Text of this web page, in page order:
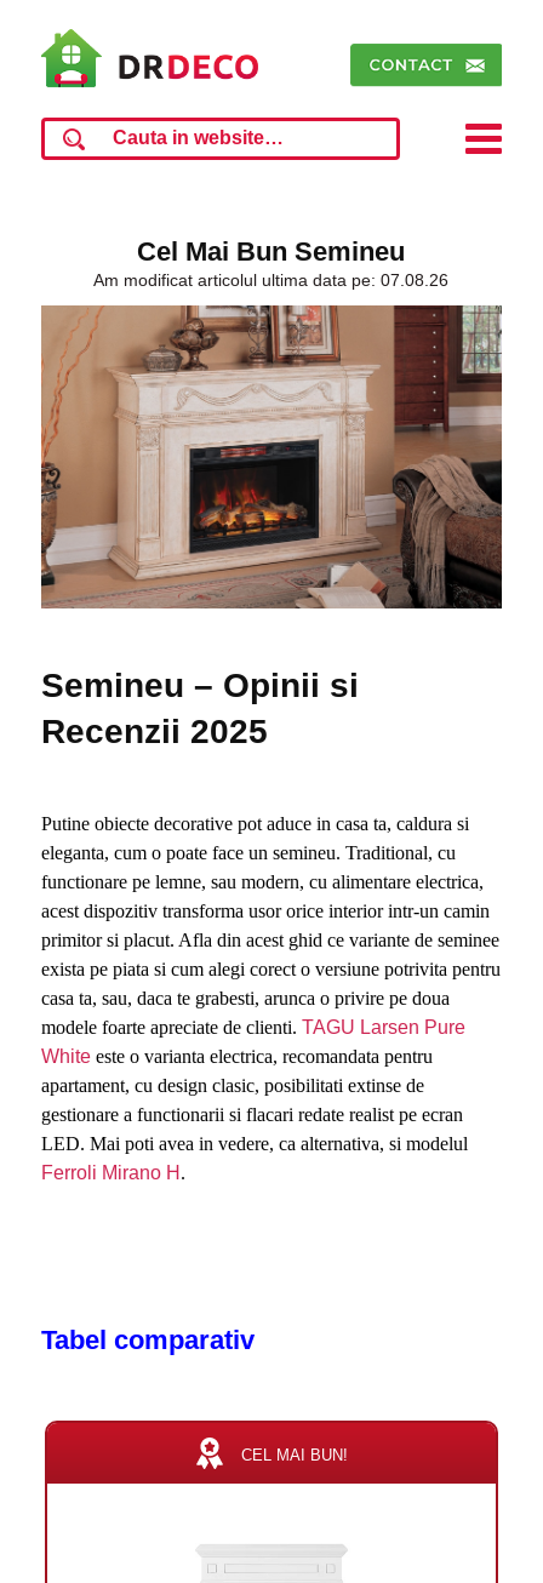
Cel Mai Bun Semineu
Am modificat articolul ultima data pe: 07.08.26
Semineu – Opinii si
Recenzii 2025
Putine obiecte decorative pot aduce in casa ta, caldura si
eleganta, cum o poate face un semineu. Traditional, cu
functionare pe lemne, sau modern, cu alimentare electrica,
acest dispozitiv transforma usor orice interior intr-un camin
primitor si placut. Afla din acest ghid ce variante de seminee
exista pe piata si cum alegi corect o versiune potrivita pentru
casa ta, sau, daca te grabesti, arunca o privire pe doua
modele foarte apreciate de clienti. TAGU Larsen Pure
Whiteeste o varianta electrica, recomandata pentru
apartament, cu design clasic, posibilitati extinse de
gestionare a functionarii si flacari redate realist pe ecran
LED. Mai poti avea in vedere, ca alternativa, si modelul
Ferroli Mirano H .
Tabel comparativ
CEL MAI BUN!